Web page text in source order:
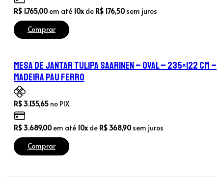
R$ 1.765,00em até 10x de R$ 176,50sem juros
Comprar
Mesa de Jantar Tulipa Saarinen – Oval – 235×122 cm –
Madeira Pau Ferro
R$3.135,65 no PIX
R$3.689,00em até 10x de R$368,90sem juros
Comprar